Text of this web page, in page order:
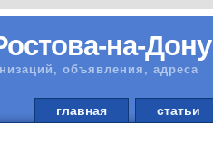
на-Дону
объявления, адреса
главная статьи